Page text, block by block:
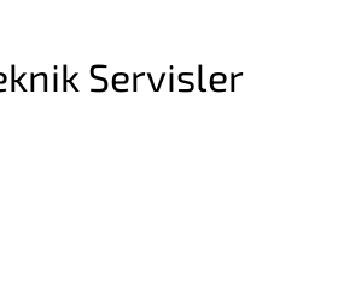
Servisler